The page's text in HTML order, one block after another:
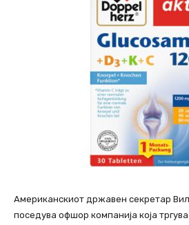
Американскиот државен секретар
поседува офшор компанија која